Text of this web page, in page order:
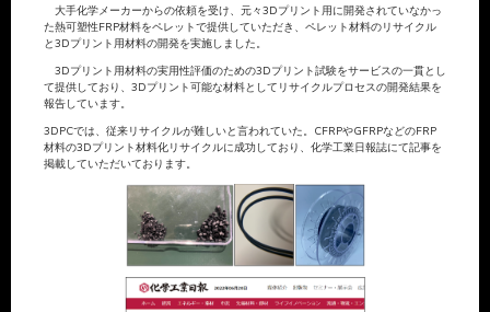
大手化学メーカーからの依頼を受け、元々3Dプリント用に開発されていなかっ
た熱可塑性FRP材料をペレットで提供していただき、ペレット材料のリサイクル
と3Dプリント用材料の開発を実施しました。
3Dプリント用材料の実用性評価のための3Dプリント試験をサービスの一貫とし
て提供しており、3Dプリント可能な材料としてリサイクルプロセスの開発結果を
報告しています。
3DPCでは、従来リサイクルが難しいと言われていた。CFRPやGFRPなどのFRP
材料の3Dプリント材料化リサイクルに成功しており、化学工業日報誌にて記事を
掲載していただいております。